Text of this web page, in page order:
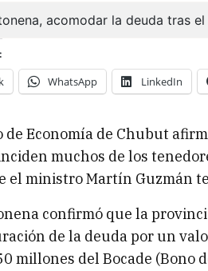
WhatsApp LinkedIn
Economía de Chubut
muchos de los
el ministro Martín Guzmán
confirmó que la
de la deuda por un
millones del Bocade (Bono